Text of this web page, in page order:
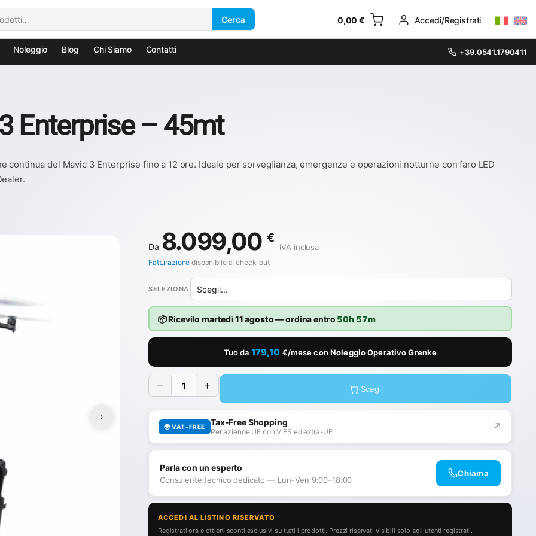
Cerca 0,00€ Accedi/Registrati
Noleggio Blog Chi Siamo Contatti +39.0541.1790411
Enterprise – 45mt
del Mavic 3 Enterprise fino a 12 ore. Ideale per sorveglianza, emergenze e operazioni notturne con faro LED
›
Da 8.099,00€
IVA inclusa
Fatturazione disponibile al check-out
SELEZIONA
📦 Ricevilo martedì 11 agosto— ordina entro 50h 57m
Tuo da 179,10 €/mese con Noleggio Operativo Grenke
− + Scegli
🌍 VAT-FREE Tax-Free Shopping
Per aziende UE con VIES ed extra-UE ↗
Parla con un esperto
Consulente tecnico dedicato — Lun–Ven 9:00–18:00
Chiama
ACCEDI AL LISTINO RISERVATO
Registrati ora e ottieni sconti esclusivi su tutti i prodotti. Prezzi riservati visibili solo agli utenti registrati.